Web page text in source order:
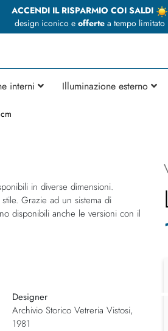
ACCENDI IL RISPARMIO COI SALDI
design iconico e offertea tempo limitato
interni Illuminazione esterno
in diverse dimensioni.
Grazie ad un sistema di
disponibili anche le versioni con il
Designer
Archivio Storico Vetreria Vistosi,
1981